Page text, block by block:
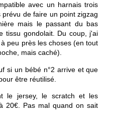
avec un harnais trois
de faire un point zigzag
mais le passant du bas
tissu gondolait. Du coup, j'ai
peu près les choses (en tout
mais caché).
si un bébé n°2 arrive et que
être réutilisé.
le jersey, le scratch et les
20€. Pas mal quand on sait